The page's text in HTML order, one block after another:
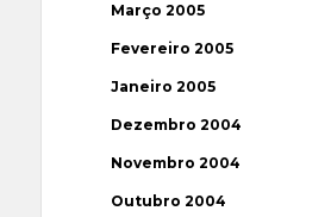
Março 2005
Fevereiro 2005
Janeiro 2005
Dezembro 2004
Novembro 2004
Outubro 2004